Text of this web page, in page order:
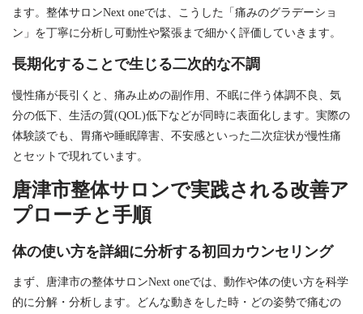
ます。整体サロンNext oneでは、こうした「痛みのグラデーショ
ン」を丁寧に分析し可動性や緊張まで細かく評価していきます。
長期化することで生じる二次的な不調
慢性痛が長引くと、痛み止めの副作用、不眠に伴う体調不良、気
分の低下、生活の質(QOL)低下などが同時に表面化します。実際の
体験談でも、胃痛や睡眠障害、不安感といった二次症状が慢性痛
とセットで現れています。
唐津市整体サロンで実践される改善ア
プローチと手順
体の使い方を詳細に分析する初回カウンセリング
まず、唐津市の整体サロンNext oneでは、動作や体の使い方を科学
的に分解・分析します。どんな動きをした時・どの姿勢で痛むの